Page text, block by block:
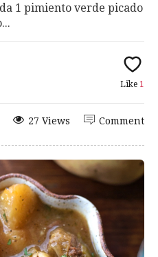
1 pimiento verde picado
Like 1
Comment
27 Views